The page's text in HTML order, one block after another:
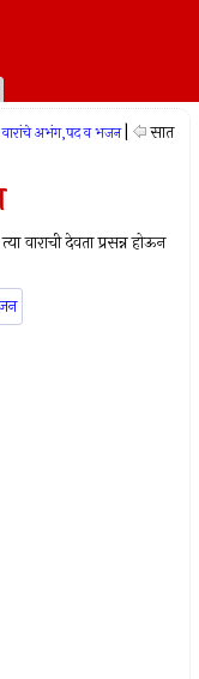
अभंग,पद व भजन
सात
वाराची देवता प्रसन्न होऊन